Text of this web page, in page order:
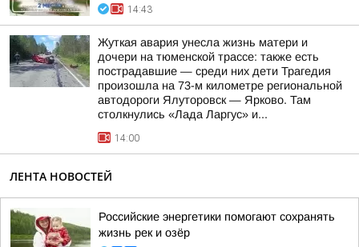
14:43
Жуткая авария унесла жизнь матери и
дочери на тюменской трассе: также есть
пострадавшие — среди них дети Трагедия
произошла на 73-м километре региональной
автодороги Ялуторовск — Ярково. Там
столкнулись «Лада Ларгус» и...
14:00
ЛЕНТА НОВОСТЕЙ
Российские энергетики помогают сохранять
жизнь рек и озёр